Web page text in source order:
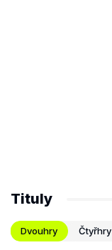
Tituly
Dvouhry Čtyřhry